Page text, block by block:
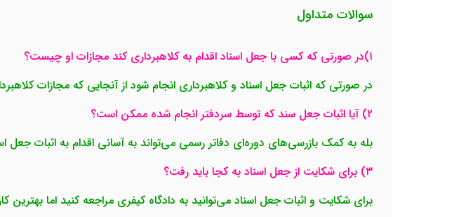
سوالات متداول
۱)در صورتی که کسی با جعل اسناد اقدام به کلاهبرداری کند مجازات او چیست؟
در صورتی که اثبات جعل اسناد و کلاهبرداری انجام شود از آنجایی که مجازات
۲) آیا اثبات جعل سند که توسط سردفتر انجام شده ممکن است؟
بله به کمک بازرسی‌های دوره‌ای دفاتر رسمی می‌تواند به آسانی اقدام به اثبات
۳) برای شکایت از جعل اسناد به کجا باید رفت؟
برای شکایت و اثبات جعل اسناد می‌توانید به دادگاه کیفری مراجعه کنید اما